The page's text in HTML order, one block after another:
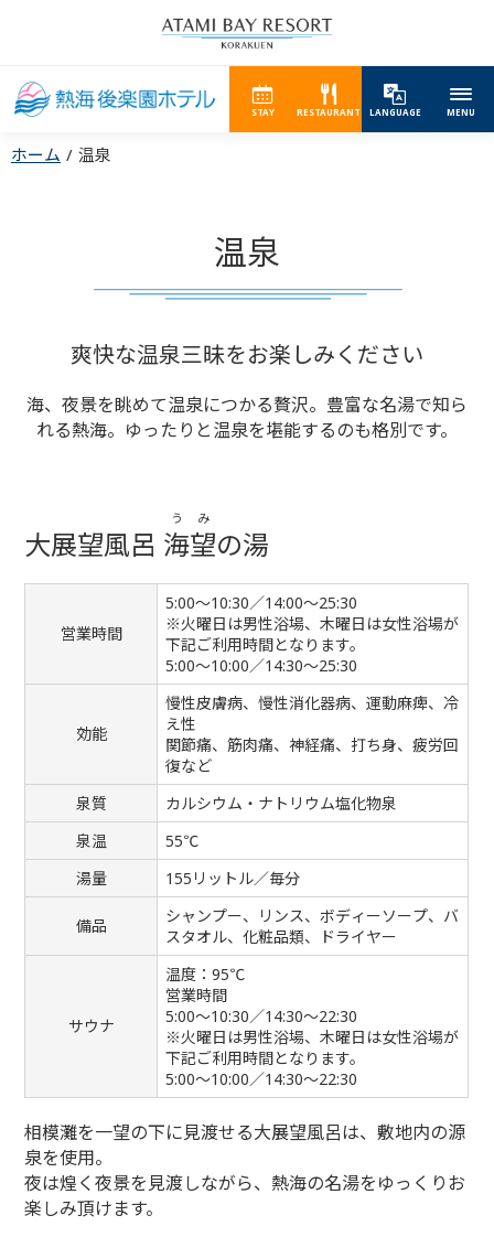
STAY RESTAURANT LANGUAGE MENU
ホーム 温泉
温泉
爽快な温泉三昧をお楽しみください
海、夜景を眺めて温泉につかる贅沢。 豊富な名湯で知ら
れる熱海。ゆったりと温泉を堪能するのも格別です。
大展望風呂 海望
うみ
の湯
営業時間
5:00～10:30／14:00～25:30
※火曜日は男性浴場、木曜日は女性浴場が
下記ご利用時間となります。
5:00～10:00／14:30～25:30
効能
慢性皮膚病、慢性消化器病、運動麻痺、冷
え性
関節痛、筋肉痛、神経痛、打ち身、疲労回
復など
泉質
カルシウム・ナトリウム塩化物泉
泉温
55℃
湯量
155リットル／毎分
備品
シャンプー、リンス、ボディーソープ、バ
スタオル、化粧品類、ドライヤー
サウナ
温度：95℃
営業時間
5:00～10:30／14:30～22:30
※火曜日は男性浴場、木曜日は女性浴場が
下記ご利用時間となります。
5:00～10:00／14:30～22:30
相模灘を一望の下に見渡せる大展望風呂は、敷地内の源
泉を使用。
夜は煌く夜景を見渡しながら、熱海の名湯をゆっくりお
楽しみ頂けます。